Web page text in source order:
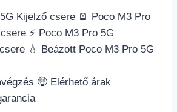
Kijelző csere 🪫 Poco M3 Pro
⚡️ Poco M3 Pro 5G
💧 Beázott Poco M3 Pro 5G
🤑 Elérhető árak